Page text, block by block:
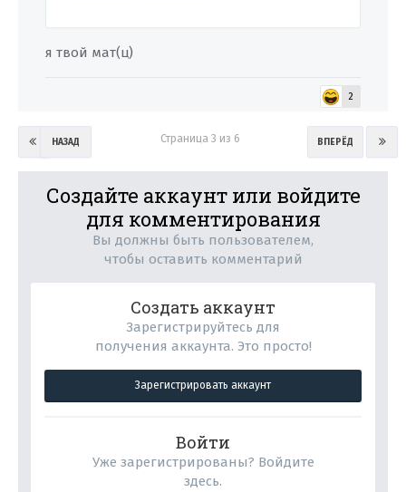
я твой мат(ц)
2
НАЗАД ВПЕРЁД
Страница 3 из 6
Создайте аккаунт или войдите
для комментирования
Вы должны быть пользователем,
чтобы оставить комментарий
Создать аккаунт
Зарегистрируйтесь для
получения аккаунта. Это просто!
Зарегистрировать аккаунт
Войти
Уже зарегистрированы? Войдите
здесь.